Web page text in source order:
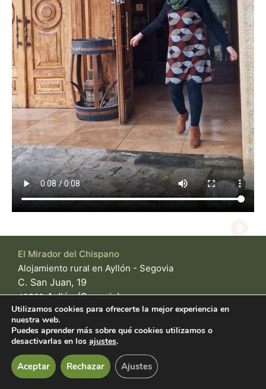
El Mirador del Chispano
Alojamiento rural en Ayllón - Segovia
C. San Juan, 19
40520 Ayllón (Segovia)
Datos de contacto
reservas@elmiradordelchispano.com
+34 677 090 110
Nuestros Apartamentos
Utilizamos cookies para ofrecerte la mejor experiencia en
nuestra web.
Puedes aprender más sobre qué cookies utilizamos o
desactivarlas en los ajustes.
Aceptar Rechazar Ajustes